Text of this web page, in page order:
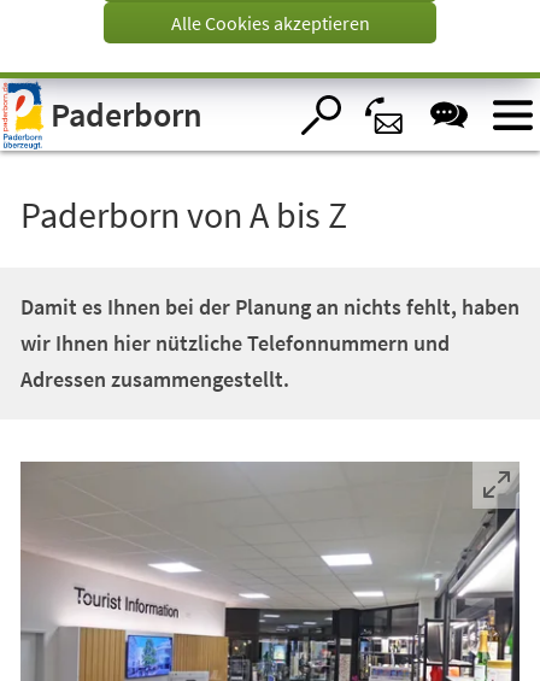
Visuelle
Assistenzsoftware
öffnen.
Alle Cookies akzeptieren
Paderborn
Paderborn von A bis Z
Damit es Ihnen bei der Planung an nichts fehlt, haben
wir Ihnen hier nützliche Telefonnummern und
Adressen zusammengestellt.